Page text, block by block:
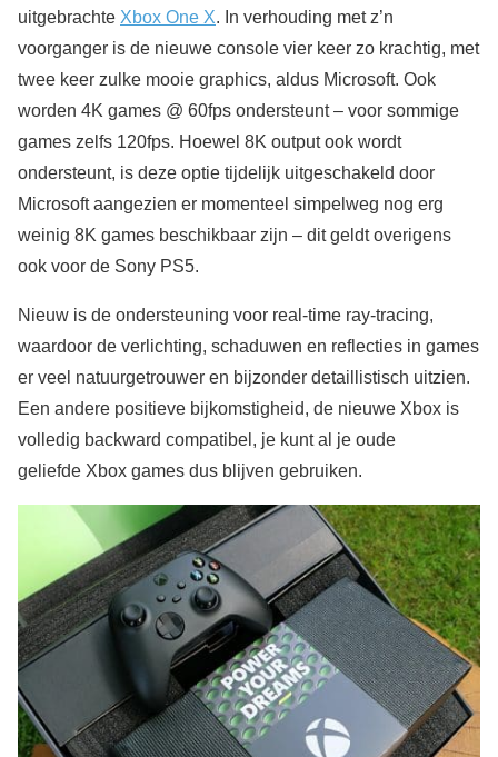
uitgebrachte Xbox One X. In verhouding met z’n
voorganger is de nieuwe console vier keer zo krachtig, met
twee keer zulke mooie graphics, aldus Microsoft. Ook
worden 4K games @ 60fps ondersteunt – voor sommige
games zelfs 120fps. Hoewel 8K output ook wordt
ondersteunt, is deze optie tijdelijk uitgeschakeld door
Microsoft aangezien er momenteel simpelweg nog erg
weinig 8K games beschikbaar zijn – dit geldt overigens
ook voor de Sony PS5.
Nieuw is de ondersteuning voor real-time ray-tracing,
waardoor de verlichting, schaduwen en reflecties in games
er veel natuurgetrouwer en bijzonder detaillistisch uitzien.
Een andere positieve bijkomstigheid, de nieuwe Xbox is
volledig backward compatibel, je kunt al je oude
geliefde Xbox games dus blijven gebruiken.